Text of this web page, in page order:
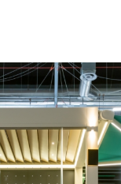
Informazioni